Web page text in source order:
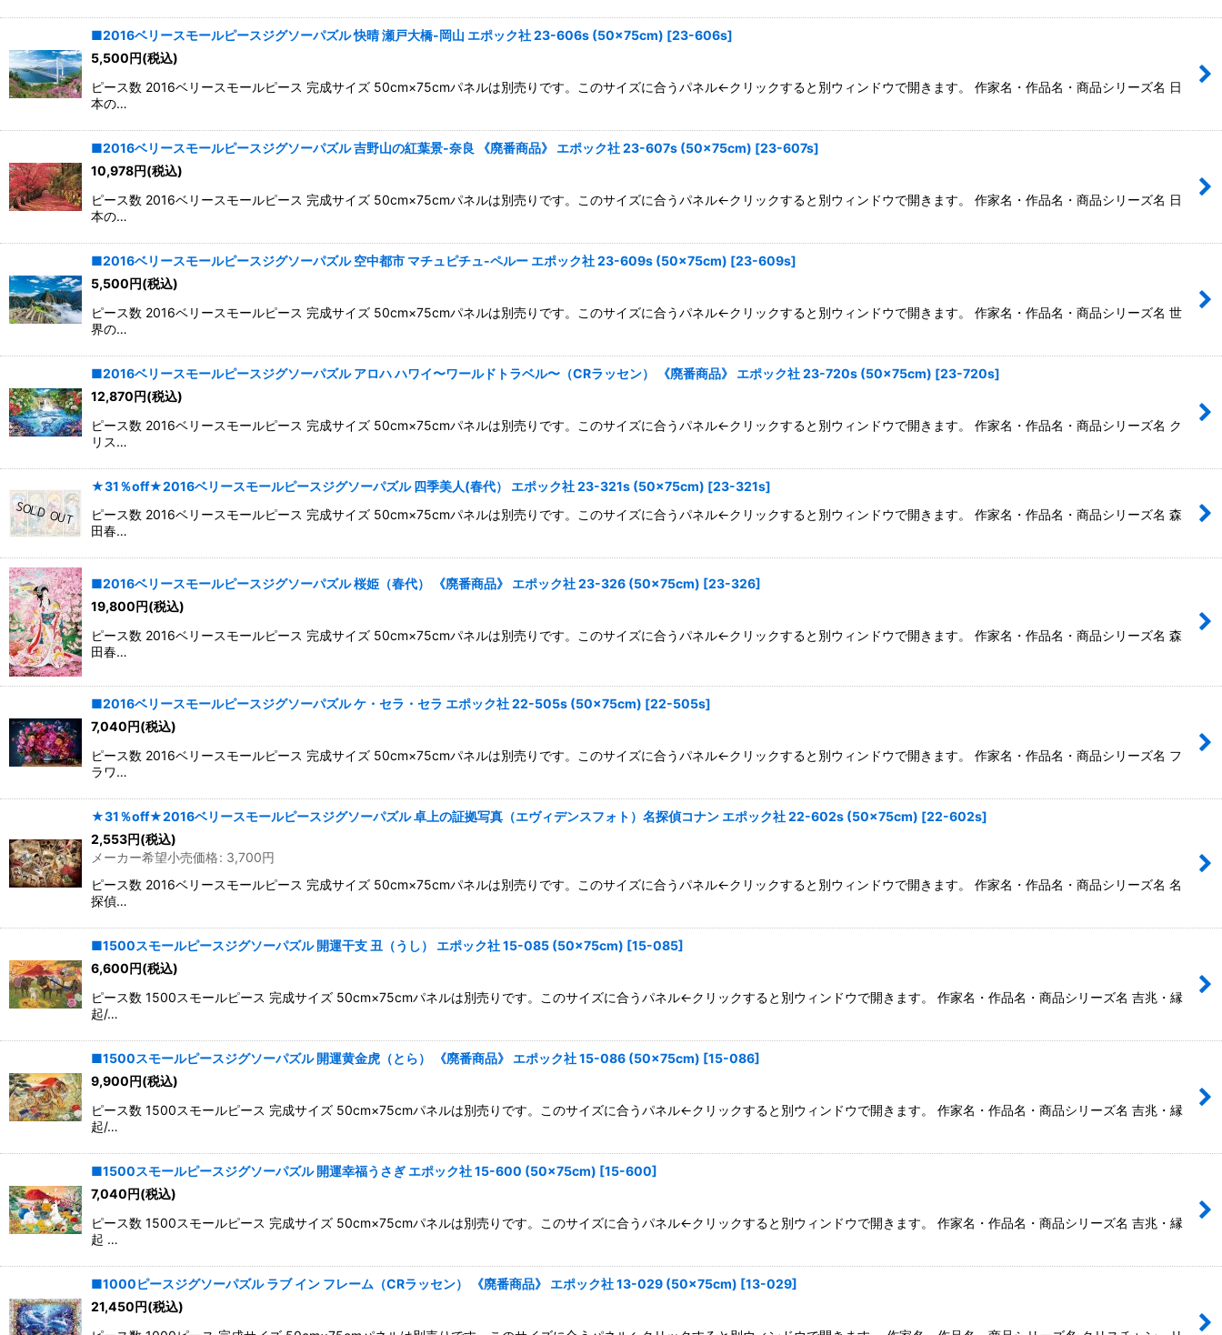
■2016ベリースモールピースジグソーパズル 快晴 瀬戸大橋-岡山 エポック社 23-606s (50×75cm) [23-606s]
5,500円(税込)
ピース数 2016ベリースモールピース 完成サイズ 50cm×75cmパネルは別売りです。このサイズに合うパネル←クリックすると別ウィンドウで開きます。 作家名・作品名・商品シリーズ名 日
本の…
■2016ベリースモールピースジグソーパズル 吉野山の紅葉景-奈良 《廃番商品》 エポック社 23-607s (50×75cm) [23-607s]
10,978円(税込)
ピース数 2016ベリースモールピース 完成サイズ 50cm×75cmパネルは別売りです。このサイズに合うパネル←クリックすると別ウィンドウで開きます。 作家名・作品名・商品シリーズ名 日
本の…
■2016ベリースモールピースジグソーパズル 空中都市 マチュピチュ-ペルー エポック社 23-609s (50×75cm) [23-609s]
5,500円(税込)
ピース数 2016ベリースモールピース 完成サイズ 50cm×75cmパネルは別売りです。このサイズに合うパネル←クリックすると別ウィンドウで開きます。 作家名・作品名・商品シリーズ名 世
界の…
■2016ベリースモールピースジグソーパズル アロハ ハワイ〜ワールドトラベル〜（CRラッセン） 《廃番商品》 エポック社 23-720s (50×75cm) [23-720s]
12,870円(税込)
ピース数 2016ベリースモールピース 完成サイズ 50cm×75cmパネルは別売りです。このサイズに合うパネル←クリックすると別ウィンドウで開きます。 作家名・作品名・商品シリーズ名 ク
リス…
★31％off★2016ベリースモールピースジグソーパズル 四季美人(春代） エポック社 23-321s (50×75cm) [23-321s]
ピース数 2016ベリースモールピース 完成サイズ 50cm×75cmパネルは別売りです。このサイズに合うパネル←クリックすると別ウィンドウで開きます。 作家名・作品名・商品シリーズ名 森
田春…
■2016ベリースモールピースジグソーパズル 桜姫（春代） 《廃番商品》 エポック社 23-326 (50×75cm) [23-326]
19,800円(税込)
ピース数 2016ベリースモールピース 完成サイズ 50cm×75cmパネルは別売りです。このサイズに合うパネル←クリックすると別ウィンドウで開きます。 作家名・作品名・商品シリーズ名 森
田春…
■2016ベリースモールピースジグソーパズル ケ・セラ・セラ エポック社 22-505s (50×75cm) [22-505s]
7,040円(税込)
ピース数 2016ベリースモールピース 完成サイズ 50cm×75cmパネルは別売りです。このサイズに合うパネル←クリックすると別ウィンドウで開きます。 作家名・作品名・商品シリーズ名 フ
ラワ…
★31％off★2016ベリースモールピースジグソーパズル 卓上の証拠写真（エヴィデンスフォト）名探偵コナン エポック社 22-602s (50×75cm) [22-602s]
2,553円(税込)
メーカー希望小売価格: 3,700円
ピース数 2016ベリースモールピース 完成サイズ 50cm×75cmパネルは別売りです。このサイズに合うパネル←クリックすると別ウィンドウで開きます。 作家名・作品名・商品シリーズ名 名
探偵…
■1500スモールピースジグソーパズル 開運干支 丑（うし） エポック社 15-085 (50×75cm) [15-085]
6,600円(税込)
ピース数 1500スモールピース 完成サイズ 50cm×75cmパネルは別売りです。このサイズに合うパネル←クリックすると別ウィンドウで開きます。 作家名・作品名・商品シリーズ名 吉兆・縁
起/…
■1500スモールピースジグソーパズル 開運黄金虎（とら） 《廃番商品》 エポック社 15-086 (50×75cm) [15-086]
9,900円(税込)
ピース数 1500スモールピース 完成サイズ 50cm×75cmパネルは別売りです。このサイズに合うパネル←クリックすると別ウィンドウで開きます。 作家名・作品名・商品シリーズ名 吉兆・縁
起/…
■1500スモールピースジグソーパズル 開運幸福うさぎ エポック社 15-600 (50×75cm) [15-600]
7,040円(税込)
ピース数 1500スモールピース 完成サイズ 50cm×75cmパネルは別売りです。このサイズに合うパネル←クリックすると別ウィンドウで開きます。 作家名・作品名・商品シリーズ名 吉兆・縁
起 …
■1000ピースジグソーパズル ラブ イン フレーム（CRラッセン） 《廃番商品》 エポック社 13-029 (50×75cm) [13-029]
21,450円(税込)